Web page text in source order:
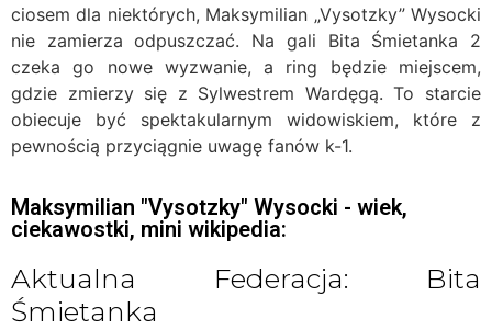
ciosem dla niektórych, Maksymilian „Vysotzky” Wysocki
nie zamierza odpuszczać. Na gali Bita Śmietanka 2
czeka go nowe wyzwanie, a ring będzie miejscem,
gdzie zmierzy się z Sylwestrem Wardęgą. To starcie
obiecuje być spektakularnym widowiskiem, które z
pewnością przyciągnie uwagę fanów k-1.
Maksymilian "Vysotzky" Wysocki - wiek,
ciekawostki, mini wikipedia:
Aktualna Federacja: Bita
Śmietanka